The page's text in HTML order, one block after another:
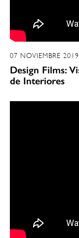
07 NOVIEMBRE 2019
Design Films:
de Interiores